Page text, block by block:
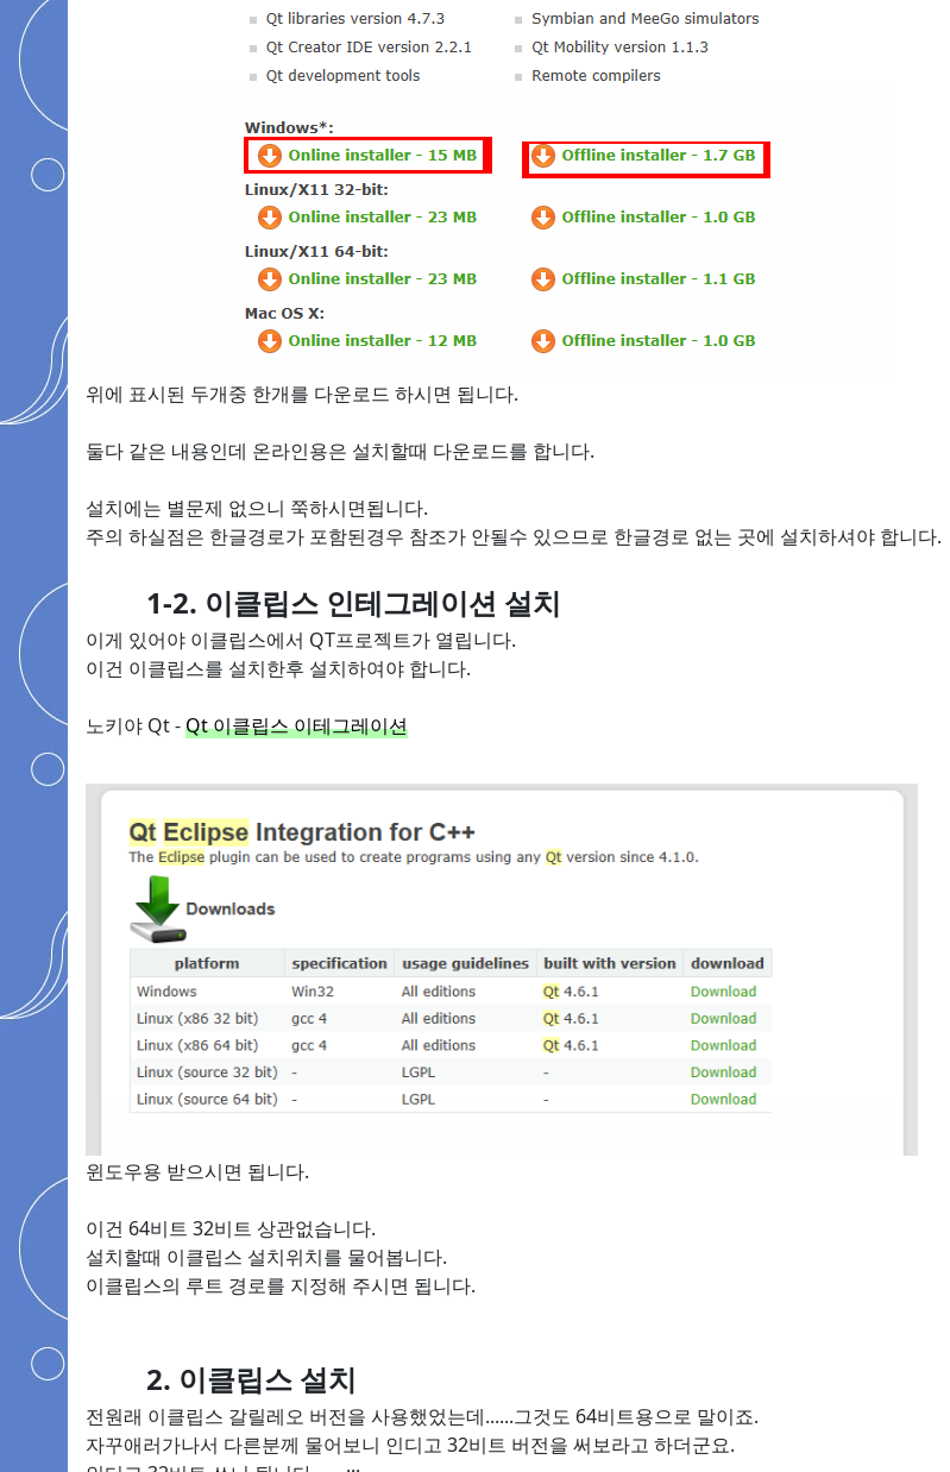
위에 표시된 두개중 한개를 다운로드 하시면 됩니다.
둘다 같은 내용인데 온라인용은 설치할때 다운로드를 합니다.
설치에는 별문제 없으니 쭉하시면됩니다.
주의 하실점은 한글경로가 포함된경우 참조가 안될수 있으므로 한글경로 없는 곳에 설치하셔야 합니다.
1-2. 이클립스 인테그레이션 설치
이게 있어야 이클립스에서 QT프로젝트가 열립니다.
이건 이클립스를 설치한후 설치하여야 합니다.
노키야 Qt -Qt 이클립스 이테그레이션
윈도우용 받으시면 됩니다.
이건 64비트 32비트 상관없습니다.
설치할때 이클립스 설치위치를 물어봅니다.
이클립스의 루트 경로를 지정해 주시면 됩니다.
2. 이클립스 설치
전원래 이클립스 갈릴레오 버전을 사용했었는데......그것도 64비트용으로 말이죠.
자꾸애러가나서 다른분께 물어보니 인디고 32비트 버전을 써보라고 하더군요.